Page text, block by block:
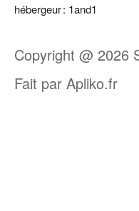
hébergeur : 1and1
Copyright @ 2026
Fait par Apliko.fr